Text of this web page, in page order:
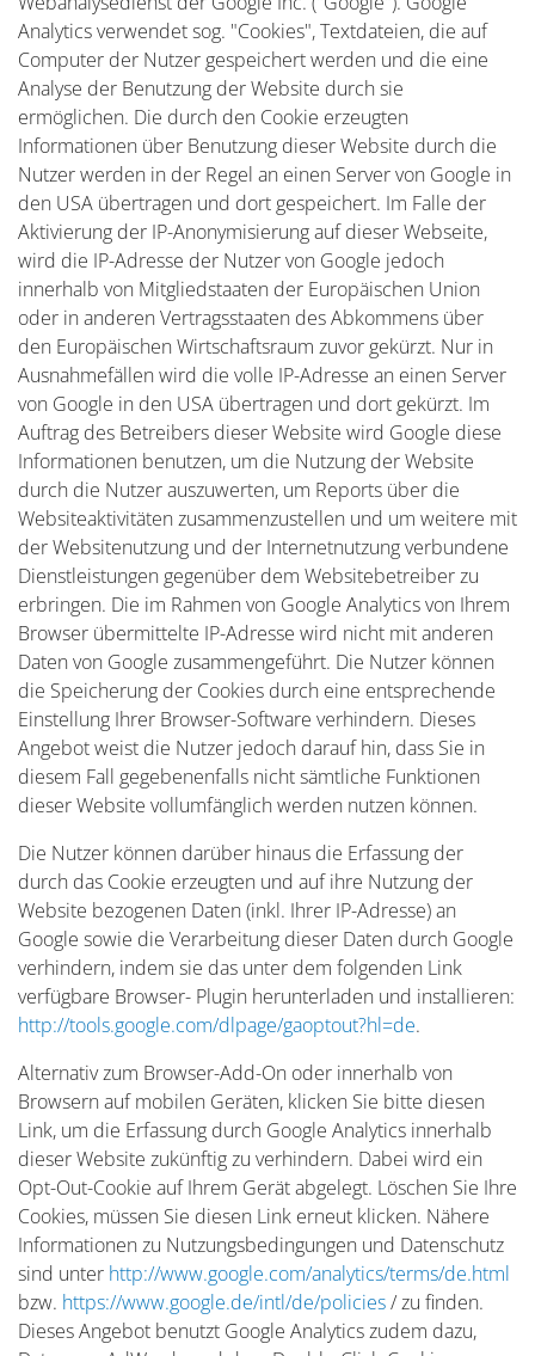
Analytics verwendet sog. "Cookies", Textdateien, die auf
Computer der Nutzer gespeichert werden und die eine
Analyse der Benutzung der Website durch sie
ermöglichen. Die durch den Cookie erzeugten
Informationen über Benutzung dieser Website durch die
Nutzer werden in der Regel an einen Server von Google in
den USA übertragen und dort gespeichert. Im Falle der
Aktivierung der IP-Anonymisierung auf dieser Webseite,
wird die IP-Adresse der Nutzer von Google jedoch
innerhalb von Mitgliedstaaten der Europäischen Union
oder in anderen Vertragsstaaten des Abkommens über
den Europäischen Wirtschaftsraum zuvor gekürzt. Nur in
Ausnahmefällen wird die volle IP-Adresse an einen Server
von Google in den USA übertragen und dort gekürzt. Im
Auftrag des Betreibers dieser Website wird Google diese
Informationen benutzen, um die Nutzung der Website
durch die Nutzer auszuwerten, um Reports über die
Websiteaktivitäten zusammenzustellen und um weitere mit
der Websitenutzung und der Internetnutzung verbundene
Dienstleistungen gegenüber dem Websitebetreiber zu
erbringen. Die im Rahmen von Google Analytics von Ihrem
Browser übermittelte IP-Adresse wird nicht mit anderen
Daten von Google zusammengeführt. Die Nutzer können
die Speicherung der Cookies durch eine entsprechende
Einstellung Ihrer Browser-Software verhindern. Dieses
Angebot weist die Nutzer jedoch darauf hin, dass Sie in
diesem Fall gegebenenfalls nicht sämtliche Funktionen
dieser Website vollumfänglich werden nutzen können.
Die Nutzer können darüber hinaus die Erfassung der
durch das Cookie erzeugten und auf ihre Nutzung der
Website bezogenen Daten (inkl. Ihrer IP-Adresse) an
Google sowie die Verarbeitung dieser Daten durch Google
verhindern, indem sie das unter dem folgenden Link
verfügbare Browser- Plugin herunterladen und installieren:
http://tools.google.com/dlpage/gaoptout?hl=de.
Alternativ zum Browser-Add-On oder innerhalb von
Browsern auf mobilen Geräten, klicken Sie bitte diesen
Link, um die Erfassung durch Google Analytics innerhalb
dieser Website zukünftig zu verhindern. Dabei wird ein
Opt-Out-Cookie auf Ihrem Gerät abgelegt. Löschen Sie Ihre
Cookies, müssen Sie diesen Link erneut klicken. Nähere
Informationen zu Nutzungsbedingungen und Datenschutz
sind unter http://www.google.com/analytics/terms/de.html
bzw. https://www.google.de/intl/de/policies/ zu finden.
Dieses Angebot benutzt Google Analytics zudem dazu,